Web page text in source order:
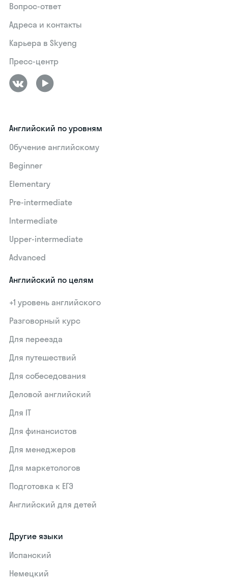
Вопрос-ответ
Адреса и контакты
Карьера в Skyeng
Пресс-центр
Английский по уровням
Обучение английскому
Beginner
Elementary
Pre-intermediate
Intermediate
Upper-intermediate
Advanced
Английский по целям
+1 уровень английского
Разговорный курс
Для переезда
Для путешествий
Для собеседования
Деловой английский
Для IT
Для финансистов
Для менеджеров
Для маркетологов
Подготовка к ЕГЭ
Английский для детей
Другие языки
Испанский
Немецкий